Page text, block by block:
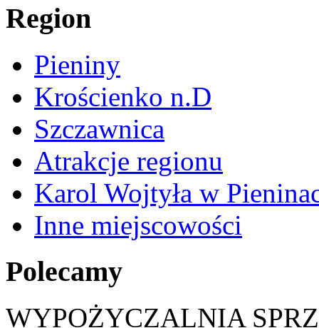
Region
Pieniny
Krościenko n.D
Szczawnica
Atrakcje regionu
Karol Wojtyła w
Inne miejscowości
Polecamy
WYPOŻYCZALNIA